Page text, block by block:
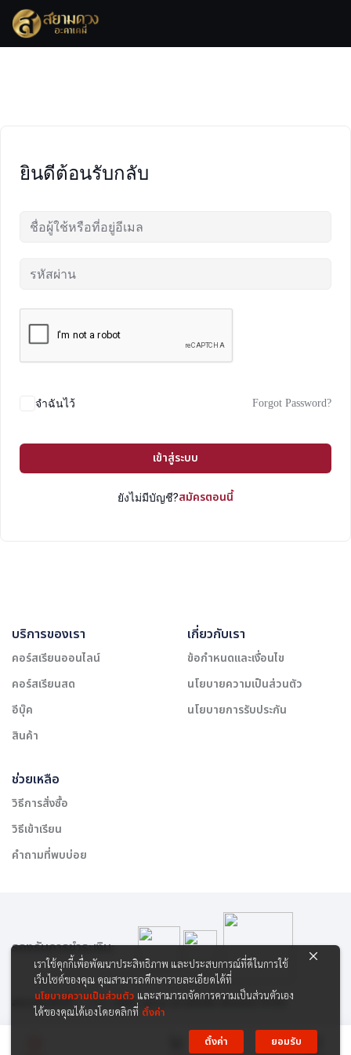
Skip
content
ยินดีต้อนรับกลับ
จำฉันไว้ Forgot Password?
เข้าสู่ระบบ
ยังไม่มีบัญชี?สมัครตอนนี้
บริการของเรา
คอร์สเรียนออนไลน์
คอร์สเรียนสด
อีบุ๊ค
สินค้า
เกี่ยวกับเรา
ข้อกำหนดและเงื่อนไข
นโยบายความเป็นส่วนตัว
นโยบายการรับประกัน
ช่วยเหลือ
วิธีการสั่งซื้อ
วิธีเข้าเรียน
คำถามที่พบบ่อย
สงวนลิขสิทธิ์ © 2565 บริษัท สยาม เคาเซิลลิ่ง เซ็นเตอร์ จำกัด
รองรับการชำระเงิน:
เราใช้คุกกี้เพื่อพัฒนาประสิทธิภาพ และประสบการณ์ที่ดีในการใช้
เว็บไซต์ของคุณ คุณสามารถศึกษารายละเอียดได้ที่
นโยบายความเป็นส่วนตัว และสามารถจัดการความเป็นส่วนตัวเอง
ได้ของคุณได้เองโดยคลิกที่ ตั้งค่า
ตั้งค่า
ยอมรับ